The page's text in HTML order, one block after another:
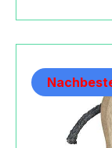
https://